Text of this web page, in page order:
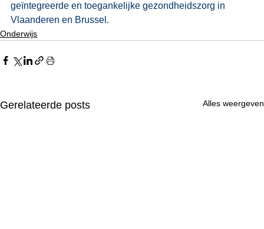
geïntegreerde en toegankelijke gezondheidszorg in
Vlaanderen en Brussel.
Onderwijs
Gerelateerde posts Alles weergeven